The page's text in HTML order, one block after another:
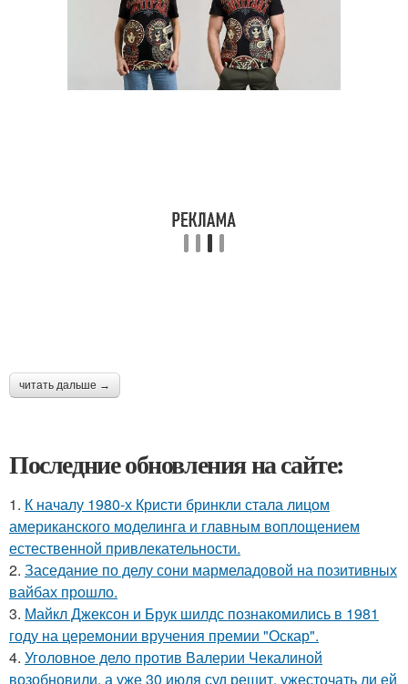
читать дальше →
Последние обновления на сайте:
1. К началу 1980-х Кристи бринкли стала лицом
американского моделинга и главным воплощением
естественной привлекательности.
2. Заседание по делу сони мармеладовой на позитивных
вайбах прошло.
3. Майкл Джексон и Брук шилдс познакомились в 1981
году на церемонии вручения премии "Оскар".
4. Уголовное дело против Валерии Чекалиной
возобновили, а уже 30 июля суд решит, ужесточать ли ей